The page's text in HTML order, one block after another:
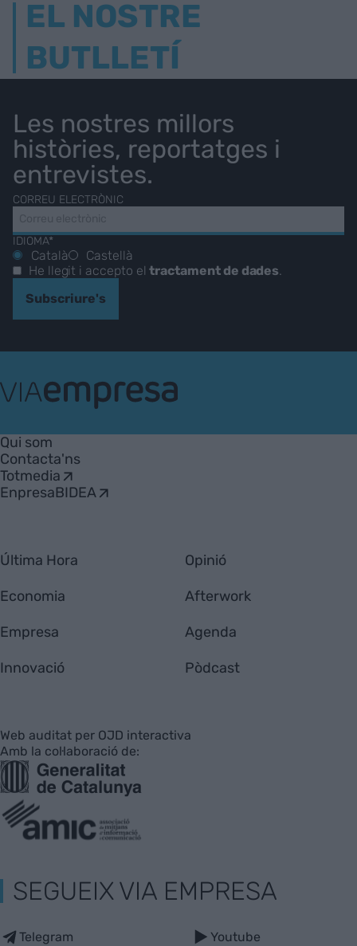
EL NOSTRE
BUTLLETÍ
Les nostres millors
històries, reportatges i
entrevistes.
CORREU ELECTRÒNIC
IDIOMA*
Català
Castellà
He llegit i accepto eltractament de dades.
Subscriure's
Empresa
Qui som
Contacta'ns
Totmedia
EnpresaBIDEA
Última Hora
Economia
Empresa
Innovació
Opinió
Afterwork
Agenda
Pòdcast
Web auditat per OJD interactiva
Amb la col·laboració de:
SEGUEIX VIA EMPRESA
Telegram Youtube